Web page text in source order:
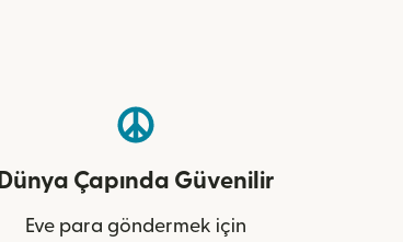
Dünya Çapında Güvenilir
Eve para göndermek için